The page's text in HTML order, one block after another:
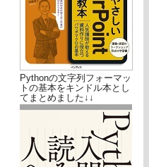
Pythonの文字列フォーマッ
トの基本をキンドル本とし
てまとめました↓↓